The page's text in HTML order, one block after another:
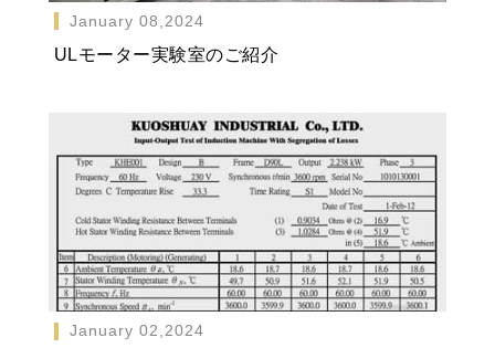
January 08,2024
ULモーター実験室のご紹介
January 02,2024